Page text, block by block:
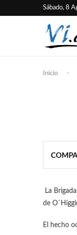
Sábado, 8
Inicio -
La
de
El hecho